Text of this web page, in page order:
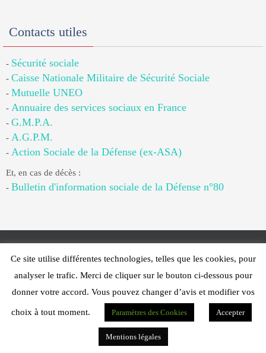
Contacts utiles
- Sécurité sociale
- Caisse Nationale Militaire de Sécurité Sociale
- Mutuelle UNEO
- Annuaire des services sociaux en France
- G.M.P.A.
- A.G.P.M.
- Action Sociale de la Défense (ex-ASA)
Et, en cas de décès :
- Bulletin d'information sociale de la Défense n°80
Web Design - PFS Concept Toulon - © 2025
Fonctionne avec Nirvana WordPress.
Ce site utilise différentes technologies, telles que les cookies, pour
analyser le trafic. Merci de cliquer sur le bouton ci-dessous pour
donner votre accord. Vous pouvez changer d’avis et modifier vos
choix à tout moment. Paramètres des Cookies Accepter
Mentions légales